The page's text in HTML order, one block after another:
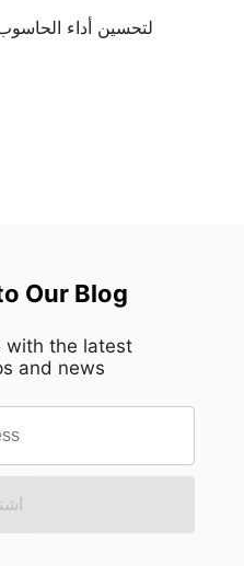
Our Blog
with the latest
and news